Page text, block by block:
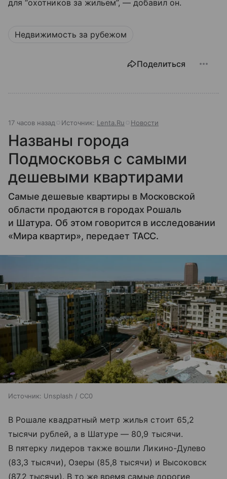
для “охотников за жильем”, — добавил он.
Недвижимость за рубежом
Поделиться
17 часов назад Источник: Lenta.Ru Новости
Названы города
Подмосковья с самыми
дешевыми квартирами
Самые дешевые квартиры в Московской
области продаются в городах Рошаль
и Шатура. Об этом говорится в исследовании
«Мира квартир», передает ТАСС.
Источник: Unsplash / CC0
В Рошале квадратный метр жилья стоит 65,2
тысячи рублей, а в Шатуре — 80,9 тысячи.
В пятерку лидеров также вошли Ликино-Дулево
(83,3 тысячи), Озеры (85,8 тысячи) и Высоковск
(87,2 тысячи). В то же время самые дорогие